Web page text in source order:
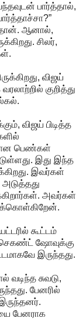
பார்த்தால்,
ஆனால்,
சிலர்,
விஜய்
குறித்து
விஜய் பிடித்த
பெண்கள்
இது இந்த
இவர்கள்
அவர்கள்
கூட்டம்
செகண்ட் ஷோவுக்கு
இருந்தது.
வடிந்த சுவடு,
பேனரில்
பேனராக